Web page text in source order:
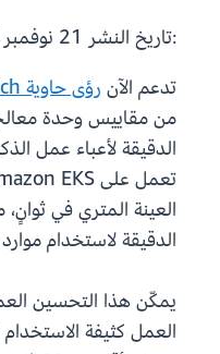
:تاريخ النشر
تدعم الآن رؤى حاوية Amazon CloudWatch
من مقاييس وحدة
الدقيقة لأعباء عمل
العينة المتري في
الدقيقة لاستخدام
يمكّن هذا التحسين
العمل كثيفة